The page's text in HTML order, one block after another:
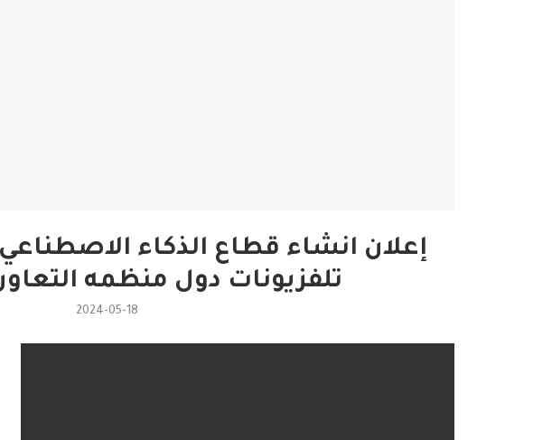
إعلان انشاء قطاع الذكاء
تلفزيونات دول منظمه
2024-05-18